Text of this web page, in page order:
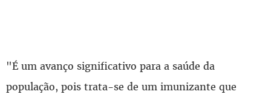
"É um avanço significativo para a saúde da
população, pois trata-se de um imunizante que